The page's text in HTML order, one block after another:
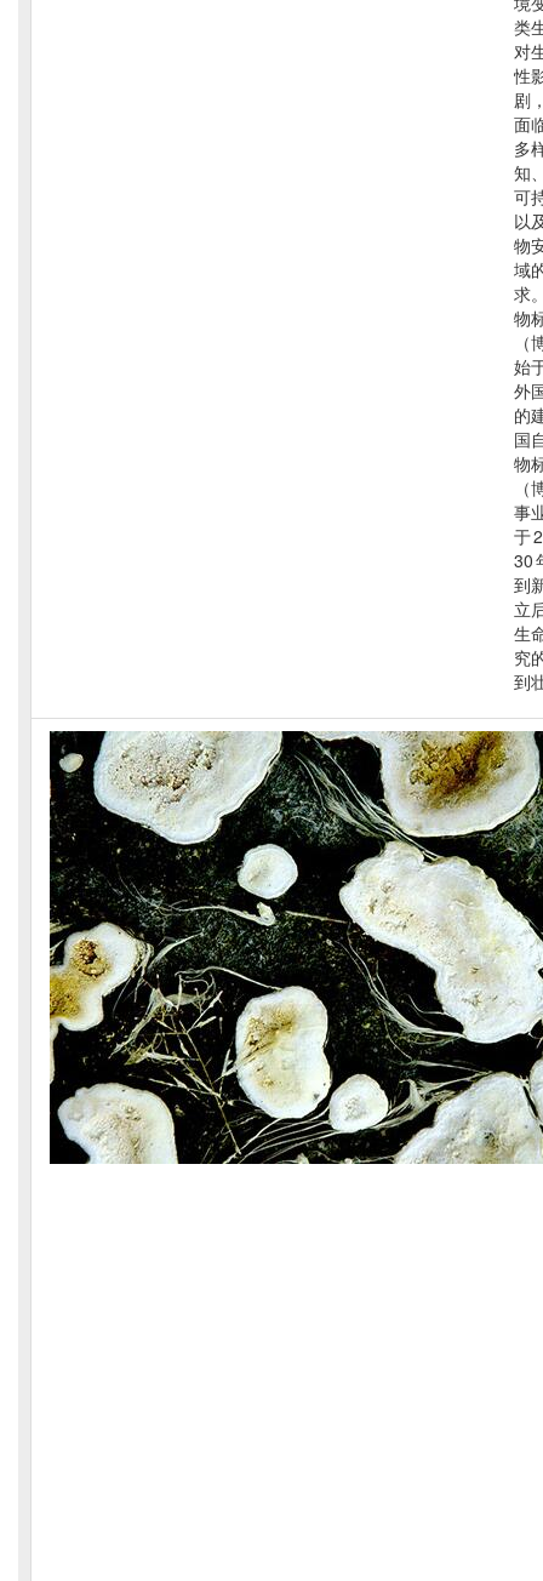
类
对
性
剧
面
多
知
可
以
物
域
求
物
始
外
的
国
物
事
于
30
到
立
生
究
到